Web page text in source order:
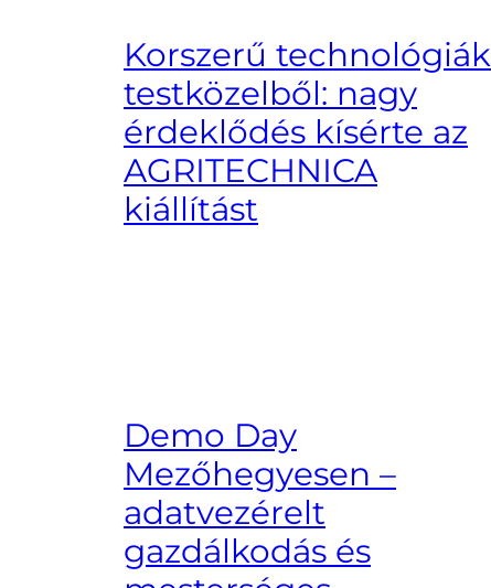
Korszerű technológiák
testközelből: nagy
érdeklődés kísérte az
AGRITECHNICA
kiállítást
Demo Day
Mezőhegyesen –
adatvezérelt
gazdálkodás és